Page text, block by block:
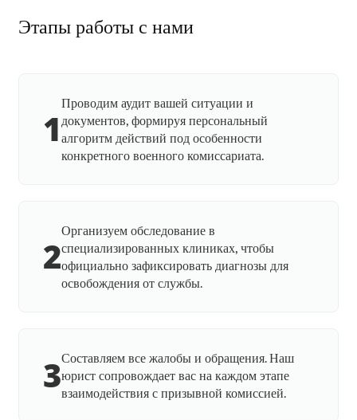
Этапы работы с нами
1
Проводим аудит вашей ситуации и
документов, формируя персональный
алгоритм действий под особенности
конкретного военного комиссариата.
2
Организуем обследование в
специализированных клиниках, чтобы
официально зафиксировать диагнозы для
освобождения от службы.
3Составляем все жалобы и обращения. Наш
юрист сопровождает вас на каждом этапе
взаимодействия с призывной комиссией.